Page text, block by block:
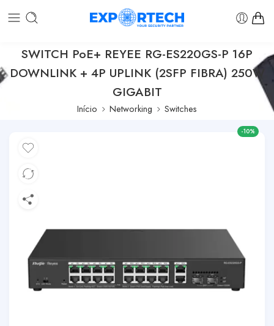
SWITCH PoE+ REYEE RG-ES220GS-P 16P
DOWNLINK + 4P UPLINK (2SFP FIBRA) 250W
GIGABIT
Início Networking Switches
-10%